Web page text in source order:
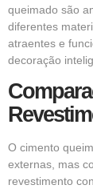
queimado são
diferentes
atraentes e
decoração
O cimento
externas, mas
revestimento